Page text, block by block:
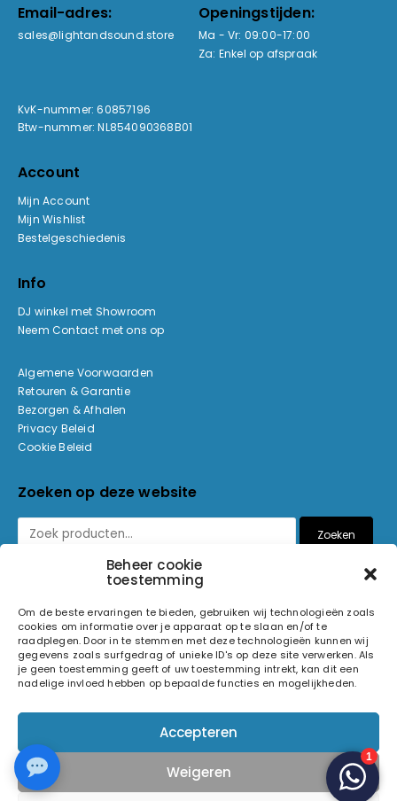
Beheer cookie
toestemming
Om de beste ervaringen te bieden, gebruiken wij technologieën zoals
cookies om informatie over je apparaat op te slaan en/of te
raadplegen. Door in te stemmen met deze technologieën kunnen wij
gegevens zoals surfgedrag of unieke ID's op deze site verwerken. Als
je geen toestemming geeft of uw toestemming intrekt, kan dit een
nadelige invloed hebben op bepaalde functies en mogelijkheden.
Accepteren
Weigeren
Email-adres:
sales@lightandsound.store
Openingstijden:
Ma - Vr: 09:00-17:00
Za: Enkel op afspraak
KvK-nummer: 60857196
Btw-nummer: NL854090368B01
Account
Mijn Account
Mijn Wishlist
Bestelgeschiedenis
Info
DJ winkel met Showroom
Neem Contact met ons op
Algemene Voorwaarden
Retouren & Garantie
Bezorgen & Afhalen
Privacy Beleid
Cookie Beleid
Zoeken op deze website
Zoeken
© 2026 Light and Sound Factory. Alle rechten voorbehouden.
Volg ons op